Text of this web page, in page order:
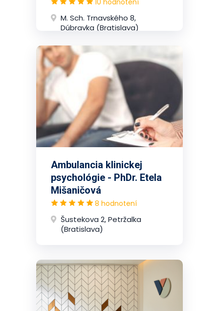
M. Sch. Trnavského 8,
Dúbravka (Bratislava)
Ambulancia klinickej
psychológie - PhDr. Etela
Mišaničová
8 hodnotení
Šustekova 2, Petržalka
(Bratislava)